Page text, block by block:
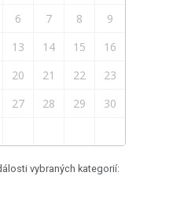
6 7 8
9
13 14 15
16
20 21 22
23
27 28 29
30
vybraných kategorií: